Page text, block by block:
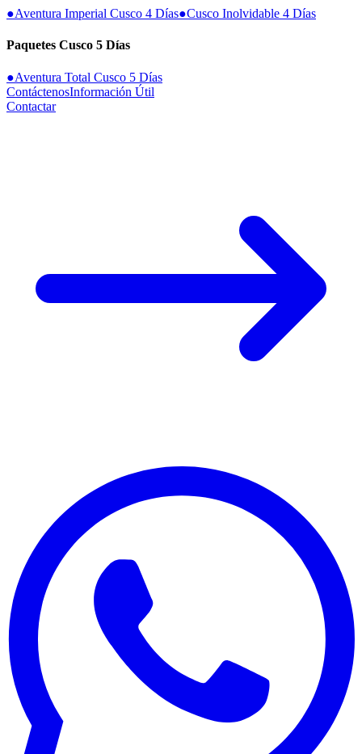
●Aventura Imperial Cusco 4 Días●Cusco Inolvidable 4 Días
Paquetes Cusco 5 Días
●Aventura Total Cusco 5 Días
ContáctenosInformación Útil
Contactar